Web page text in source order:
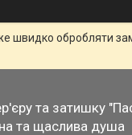
швидко обробляти
та затишку
та щаслива душа